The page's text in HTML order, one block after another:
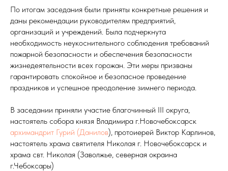
По итогам заседания были приняты конкретные решения и
даны рекомендации руководителям предприятий,
организаций и учреждений. Была подчеркнута
необходимость неукоснительного соблюдения требований
пожарной безопасности и обеспечения безопасности
жизнедеятельности всех горожан. Эти меры призваны
гарантировать спокойное и безопасное проведение
праздников и успешное преодоление зимнего периода.
В заседании приняли участие благочинный III округа,
настоятель собора князя Владимира г.Новочебоксарск
архимандрит Гурий (Данилов), протоиерей Виктор Карлинов,
настоятель храма святителя Николая г. Новочебоксарск и
храма свт. Николая (Заволжье, северная окраина
г.Чебоксары)